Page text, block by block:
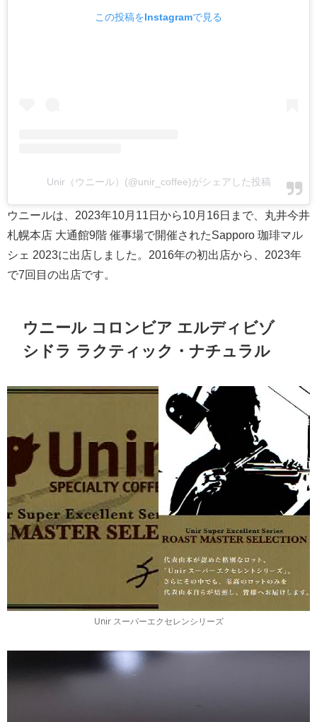
この投稿をInstagramで見る
Unir（ウニール）(@unir_coffee)がシェアした投稿
ウニールは、2023年10月11日から10月16日まで、丸井今井
札幌本店 大通館9階 催事場で開催されたSapporo 珈琲マル
シェ 2023に出店しました。2016年の初出店から、2023年
で7回目の出店です。
ウニール コロンビア エルディビゾ
シドラ ラクティック・ナチュラル
Unir スーパーエクセレンシリーズ